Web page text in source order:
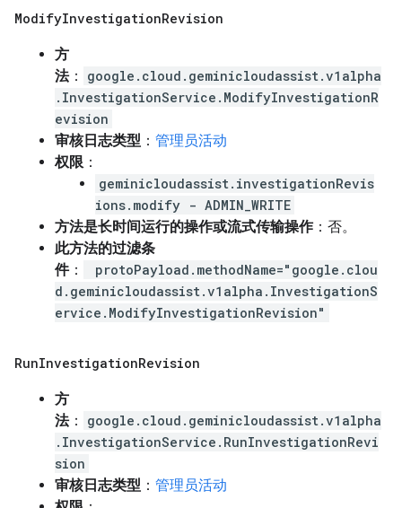
ModifyInvestigationRevision
方
法：
google.cloud.geminicloudassist.v1alpha
.InvestigationService.ModifyInvestigationR
evision
审核日志类型 ： 管理员活动
权限 ：
geminicloudassist.investigationRevis
ions.modify - ADMIN_WRITE
方法是长时间运行的操作或流式传输操作：否。
此方法的过滤条
件：
protoPayload.methodName="google.clou
d.geminicloudassist.v1alpha.InvestigationS
ervice.ModifyInvestigationRevision"
RunInvestigationRevision
方
法：
google.cloud.geminicloudassist.v1alpha
.InvestigationService.RunInvestigationRevi
sion
审核日志类型 ： 管理员活动